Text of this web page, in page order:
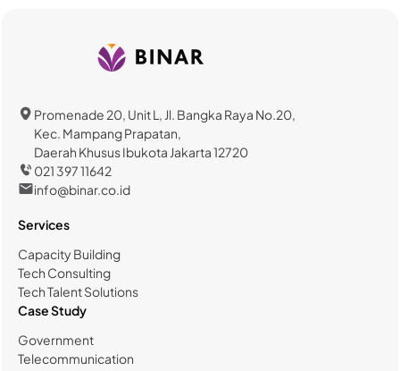
Promenade 20, Unit L, Jl. Bangka Raya No.20,
Kec. Mampang Prapatan,
Daerah Khusus Ibukota Jakarta 12720
021 397 11642
info@binar.co.id
Services
Capacity Building
Tech Consulting
Tech Talent Solutions
Case Study
Government
Telecommunication